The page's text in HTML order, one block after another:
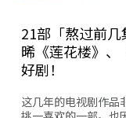
21部「熬过前
晞《莲花楼》、
好剧！
这几年的电视剧作品